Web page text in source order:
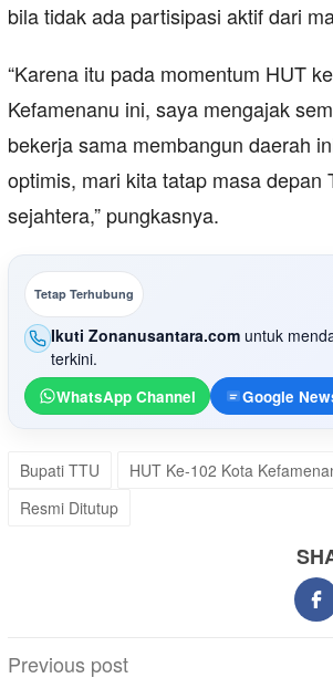
bila tidak ada partisipasi aktif dari
“Karena itu pada momentum HUT
Kefamenanu ini, saya mengajak
bekerja sama membangun daerah
optimis, mari kita tatap masa depan
sejahtera,” pungkasnya.
Tetap Terhubung
Ikuti Zonanusantara.com untuk
terkini.
WhatsApp Channel Google
Bupati TTU
HUT Ke-102 Kota
Resmi Ditutup
Post
Previous post